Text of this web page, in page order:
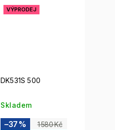
VÝPRODEJ
DK531S 500
Skladem
1 580 Kč
–37 %